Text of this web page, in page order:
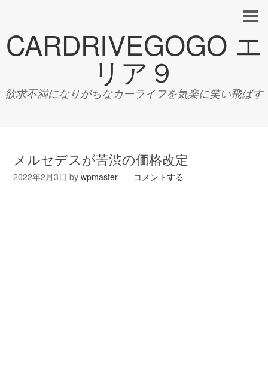
CARDRIVEGOGO エ
リア９
欲求不満になりがちなカーライフを気楽に笑い飛ばす
メルセデスが苦渋の価格改定
2022年2月3日 bywpmaster コメントする